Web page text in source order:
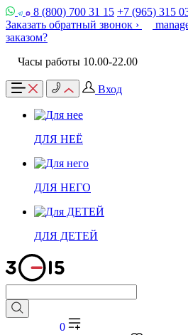
8 (800) 700 31 15 +7 (965) 315
Заказать обратный звонок ›
заказом?
Часы работы 10.00-22.00
Вход
ДЛЯ НЕЁ
ДЛЯ НЕГО
ДЛЯ ДЕТЕЙ
0